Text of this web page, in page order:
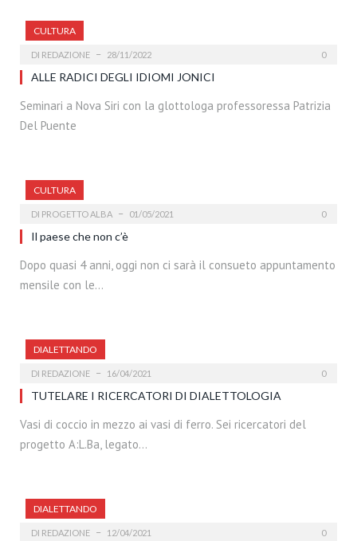
CULTURA
DI REDAZIONE 28/11/2022 0
ALLE RADICI DEGLI IDIOMI JONICI
Seminari a Nova Siri con la glottologa professoressa Patrizia
Del Puente
CULTURA
DI PROGETTO ALBA 01/05/2021 0
Il paese che non c’è
Dopo quasi 4 anni, oggi non ci sarà il consueto appuntamento
mensile con le…
DIALETTANDO
DI REDAZIONE 16/04/2021 0
TUTELARE I RICERCATORI DI DIALETTOLOGIA
Vasi di coccio in mezzo ai vasi di ferro. Sei ricercatori del
progetto A:L.Ba, legato…
DIALETTANDO
DI REDAZIONE 12/04/2021 0